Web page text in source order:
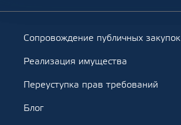
Сопровождение публичных закупок
Реализация имущества
Переуступка прав требований
Блог